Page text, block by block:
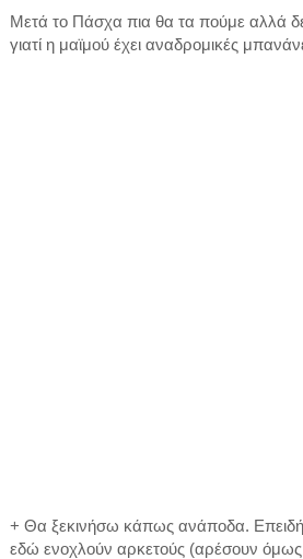
Μετά το Πάσχα πια θα τα πούμε αλλά
γιατί η μαϊμού έχει αναδρομικές
+ Θα ξεκινήσω κάπως ανάποδα.
εδώ ενοχλούν αρκετούς (αρέσουν